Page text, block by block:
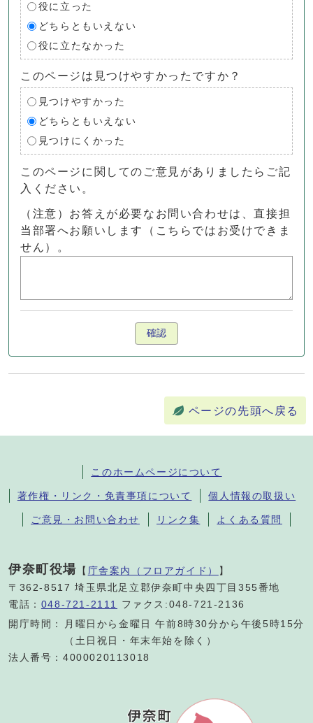
役に立った
どちらともいえない
役に立たなかった
このページは見つけやすかったですか？
見つけやすかった
どちらともいえない
見つけにくかった
このページに関してのご意見がありましたらご記
入ください。
（注意）お答えが必要なお問い合わせは、直接担
当部署へお願いします（こちらではお受けできま
せん）。
確認
ページの先頭へ戻る
このホームページについて
著作権・リンク・免責事項について 個人情報の取扱い
ご意見・お問い合わせ リンク集 よくある質問
伊奈町役場 【 庁舎案内（フロアガイド） 】
〒362-8517 埼玉県北足立郡伊奈町中央四丁目355番地
電話： 048-721-2111
ファクス:048-721-2136
開庁時間：
月曜日から金曜日 午前8時30分から午後5時15分
（土日祝日・年末年始を除く）
法人番号：4000020113018